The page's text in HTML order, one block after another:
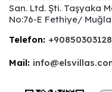
San. Ltd. Şti. Taşyaka
No:76-E Fethiye/ Muğla
Telefon:
Mail: